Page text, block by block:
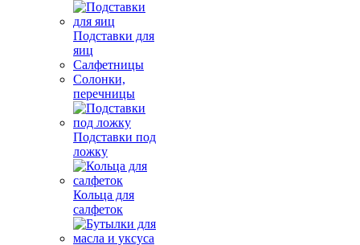
Подставки для
яиц
Салфетницы
Солонки,
перечницы
Подставки под
ложку
Кольца для
салфеток